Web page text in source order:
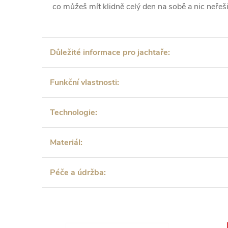
co můžeš mít klidně celý den na sobě a nic
Důležité informace pro jachtaře:
Funkční vlastnosti:
Technologie:
Materiál:
Péče a údržba: